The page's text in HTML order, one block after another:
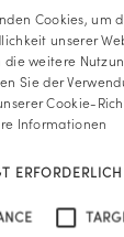
Cookies, um
unserer
die weitere
Sie der
Cookie-
Informationen
ERFORDERLICH